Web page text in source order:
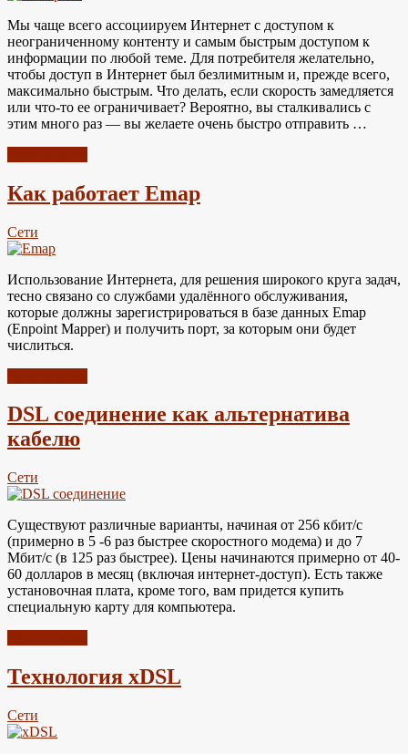
Мы чаще всего ассоциируем Интернет с доступом к
неограниченному контенту и самым быстрым доступом к
информации по любой теме. Для потребителя желательно,
чтобы доступ в Интернет был безлимитным и, прежде всего,
максимально быстрым. Что делать, если скорость замедляется
или что-то ее ограничивает? Вероятно, вы сталкивались с
этим много раз — вы желаете очень быстро отправить …
Как работает Emap
Сети
Использование Интернета, для решения широкого круга задач,
тесно связано со службами удалённого обслуживания,
которые должны зарегистрироваться в базе данных Emap
(Enpoint Mapper) и получить порт, за которым они будет
числиться.
DSL соединение как альтернатива
кабелю
Сети
Существуют различные варианты, начиная от 256 кбит/с
(примерно в 5 -6 раз быстрее скоростного модема) и до 7
Мбит/с (в 125 раз быстрее). Цены начинаются примерно от 40-
60 долларов в месяц (включая интернет-доступ). Есть также
установочная плата, кроме того, вам придется купить
специальную карту для компьютера.
Технология xDSL
Сети